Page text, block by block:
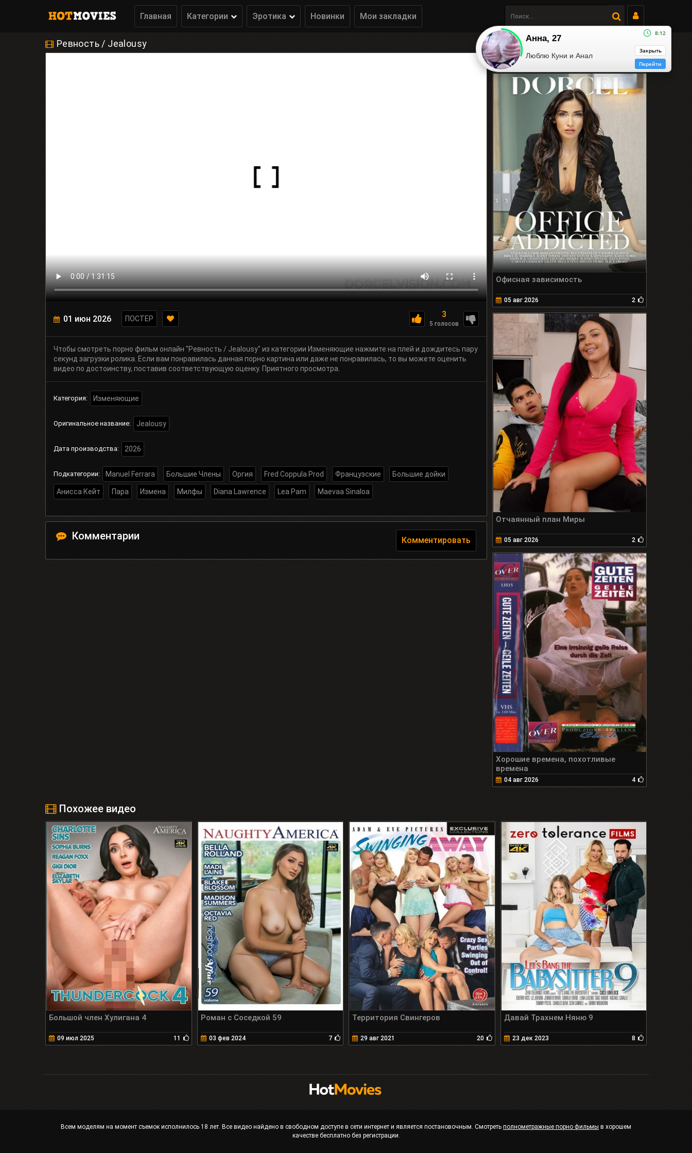
Главная Категории Эротика Новинки Мои закладки
Ревность / Jealousy
01 июн 2026 ПОСТЕР 3
5 голосов
Чтобы смотреть порно фильм онлайн "Ревность / Jealousy" из категории Изменяющие нажмите на плей и дождитесь пару
секунд загрузки ролика. Если вам понравилась данная порно картина или даже не понравилась, то вы можете оценить
видео по достоинству, поставив соответствующую оценку. Приятного просмотра.
Категория: Изменяющие
Оригинальное название: Jealousy
Дата производства: 2026
Подкатегории: Manuel Ferrara Большие Члены Оргия Fred Coppula Prod Французские Большие дойки
Анисса Кейт Пара Измена Милфы Diana Lawrence Lea Pam Maevaa Sinaloa
Комментарии Комментировать
Последние видео
Офисная зависимость
05 авг 2026 2
Отчаянный план Миры
05 авг 2026 2
Хорошие времена, похотливые
времена
04 авг 2026 4
Похожее видео
Большой член Хулигана 4
09 июл 2025 11
Роман с Соседкой 59
03 фев 2024 7
Территория Свингеров
29 авг 2021 20
Давай Трахнем Няню 9
23 дек 2023 8
Всем моделям на момент съемок исполнилось 18 лет. Все видео найдено в свободном доступе в сети интернет и является постановочным. Смотреть полнометражные порно фильмы в хорошем
качестве бесплатно без регистрации.
Анна, 27
Люблю Куни и Анал
8:12
Закрыть
Перейти